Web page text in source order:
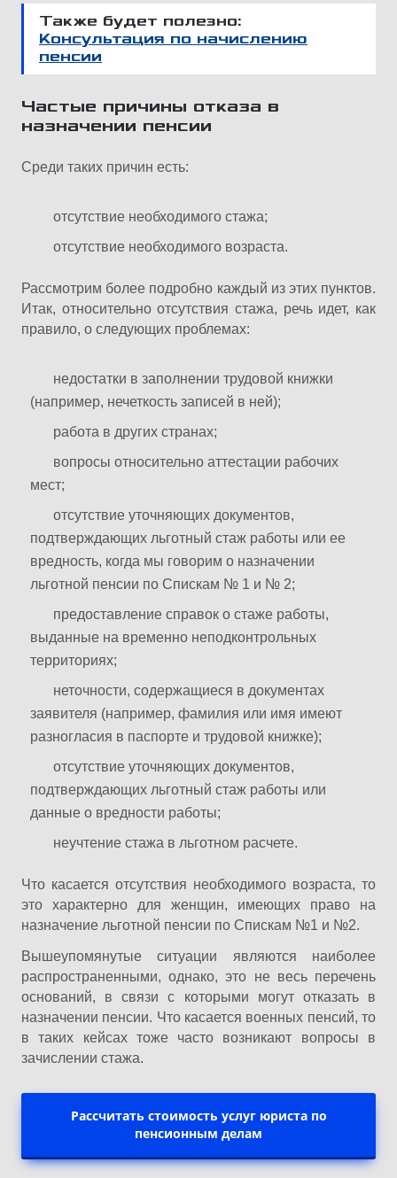
Также будет полезно:
Консультация по начислению
пенсии
Частые причины отказа в
назначении пенсии
Среди таких причин есть:
отсутствие необходимого стажа;
отсутствие необходимого возраста.
Рассмотрим более подробно каждый из этих пунктов.
Итак, относительно отсутствия стажа, речь идет, как
правило, о следующих проблемах:
недостатки в заполнении трудовой книжки
(например, нечеткость записей в ней);
работа в других странах;
вопросы относительно аттестации рабочих
мест;
отсутствие уточняющих документов,
подтверждающих льготный стаж работы или ее
вредность, когда мы говорим о назначении
льготной пенсии по Спискам № 1 и № 2;
предоставление справок о стаже работы,
выданные на временно неподконтрольных
территориях;
неточности, содержащиеся в документах
заявителя (например, фамилия или имя имеют
разногласия в паспорте и трудовой книжке);
отсутствие уточняющих документов,
подтверждающих льготный стаж работы или
данные о вредности работы;
неучтение стажа в льготном расчете.
Что касается отсутствия необходимого возраста, то
это характерно для женщин, имеющих право на
назначение льготной пенсии по Спискам №1 и №2.
Вышеупомянутые ситуации являются наиболее
распространенными, однако, это не весь перечень
оснований, в связи с которыми могут отказать в
назначении пенсии. Что касается военных пенсий, то
в таких кейсах тоже часто возникают вопросы в
зачислении стажа.
Рассчитать стоимость услуг юриста по
пенсионным делам